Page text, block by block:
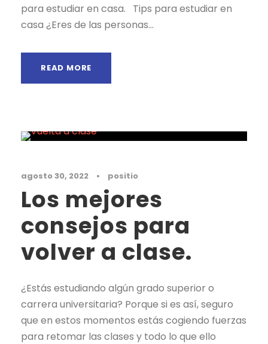
para estudiar en casa. Tips para estudiar en
casa ¿Eres de las personas...
READ MORE
agosto 30, 2022 • positio
Los mejores
consejos para
volver a clase.
¿Estás estudiando algún grado superior o
carrera universitaria? Porque si es así, seguro
que en estos momentos estás cogiendo fuerzas
para retomar las clases y todo lo que ello